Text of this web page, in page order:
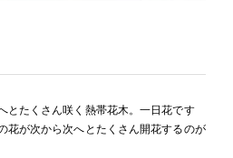
とたくさん咲く熱帯花木。一日花です
花が次から次へとたくさん開花するのが